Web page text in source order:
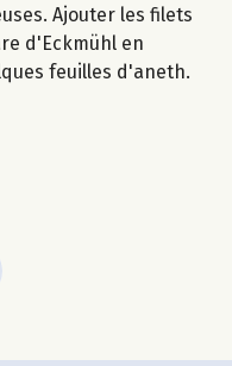
Ajouter les filets
d'Eckmühl en
feuilles d'aneth.